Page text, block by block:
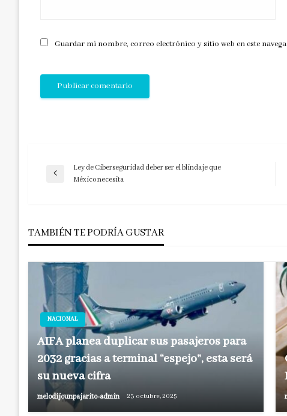
Guardar mi nombre, correo electrónico y sitio web en este
Navegación
entradas
Entrada
Ley de Ciberseguridad deber ser el blindaje que
México necesita
TAMBIÉN TE PODRÍA GUSTAR
NACIONAL
AIFA planea duplicar sus pasajeros para
2032 gracias a terminal “espejo”, esta será
su nueva cifra
melodijounpajarito-admin 23 octubre, 2025